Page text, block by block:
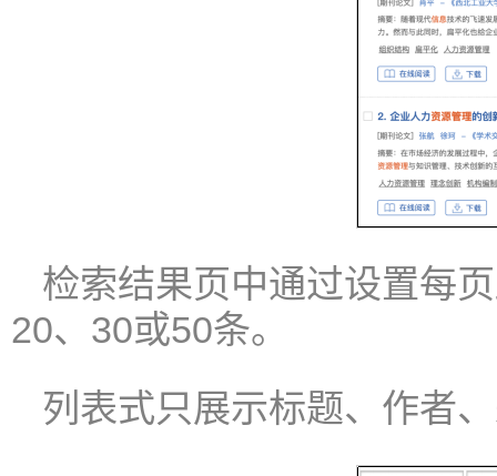
检索结果页中通过设置每
20、30或50条。
列表式只展示标题、作者